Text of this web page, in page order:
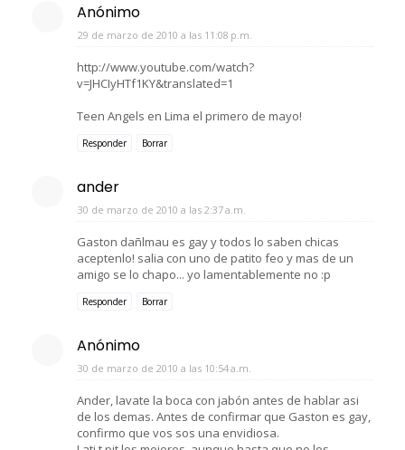
Anónimo
29 de marzo de 2010 a las 11:08 p.m.
http://www.youtube.com/watch?
v=JHCIyHTf1KY&translated=1
Teen Angels en Lima el primero de mayo!
Responder Borrar
ander
30 de marzo de 2010 a las 2:37 a.m.
Gaston dañlmau es gay y todos lo saben chicas
aceptenlo! salia con uno de patito feo y mas de un
amigo se lo chapo... yo lamentablemente no :p
Responder Borrar
Anónimo
30 de marzo de 2010 a las 10:54 a.m.
Ander, lavate la boca con jabón antes de hablar asi
de los demas. Antes de confirmar que Gaston es gay,
confirmo que vos sos una envidiosa.